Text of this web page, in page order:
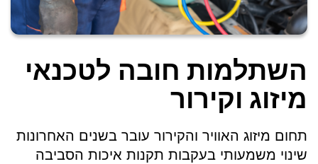
השתלמות חובה לטכנאי
מיזוג וקירור
תחום מיזוג האוויר והקירור עובר בשנים האחרונות
שינוי משמעותי בעקבות תקנות איכות הסביבה